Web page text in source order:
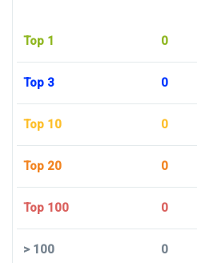
Top 1 0
Top 3 0
Top 10 0
Top 20 0
Top 100 0
>100 0